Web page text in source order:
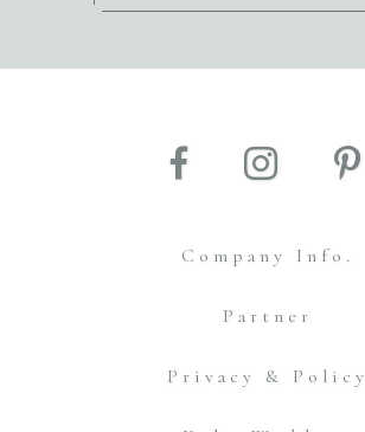
Company Info.
Partner
Privacy & Policy